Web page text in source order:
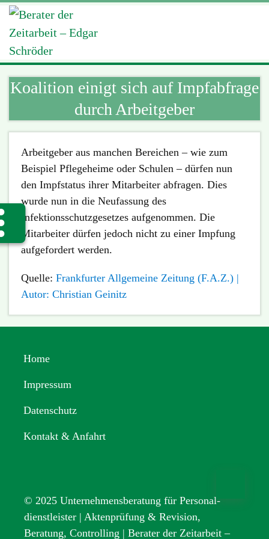
Koalition einigt sich auf Impfabfrage
durch Arbeitgeber
Arbeitgeber aus manchen Bereichen – wie zum
Beispiel Pflegeheime oder Schulen – dürfen nun
den Impfstatus ihrer Mitarbeiter abfragen. Dies
wurde nun in die Neufassung des
Infektionsschutzgesetzes aufgenommen. Die
Mitarbeiter dürfen jedoch nicht zu einer Impfung
aufgefordert werden.
Quelle: Frankfurter Allgemeine Zeitung (F.A.Z.) |
Autor: Christian Geinitz
Home
Impressum
Datenschutz
Kontakt & Anfahrt
© 2025 Unternehmens­beratung für Personal­
dienstleister | Aktenprüfung & Revision,
Beratung, Controlling | Berater der Zeitarbeit –